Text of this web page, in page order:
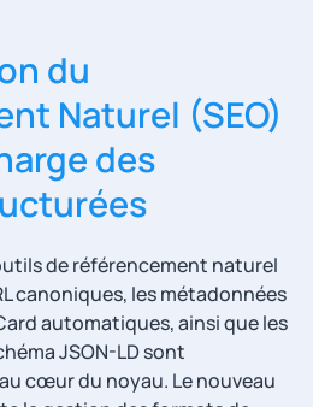
du
Naturel (SEO)
des
de référencement naturel
canoniques, les métadonnées
automatiques, ainsi que les
JSON-LD sont
cœur du noyau. Le nouveau